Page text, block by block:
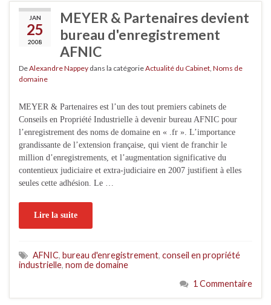
JAN
25
2008
MEYER & Partenaires devient
bureau d'enregistrement
AFNIC
DeAlexandre Nappey dans la catégorieActualité du Cabinet Noms de
domaine
MEYER & Partenaires est l’un des tout premiers cabinets de
Conseils en Propriété Industrielle à devenir bureau AFNIC pour
l’enregistrement des noms de domaine en « .fr ». L’importance
grandissante de l’extension française, qui vient de franchir le
million d’enregistrements, et l’augmentation significative du
contentieux judiciaire et extra-judiciaire en 2007 justifient à elles
seules cette adhésion. Le …
Lire la suite
AFNIC, bureau d'enregistrement, conseil en propriété
industrielle, nom de domaine
1 Commentaire